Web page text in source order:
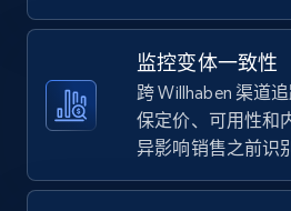
TikTok Shop
URL, Title, Available,
price, Final price, Discount
5.4K+ 667+
监控变体一致性
跨 Willhaben 渠道
保定价、可用性和
异影响销售之前识